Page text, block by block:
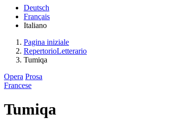
Deutsch
Français
Italiano
Pagina iniziale
RepertorioLetterario
Tumiqa
Opera Prosa
Francese
Tumiqa